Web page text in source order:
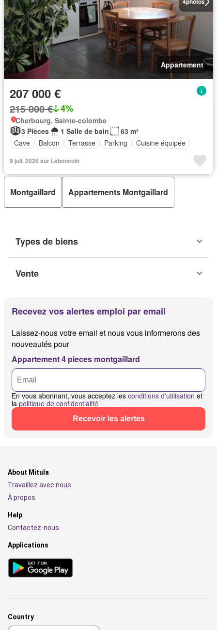
Appartement
207 000 €
215 000 € 4%
Cherbourg, Sainte-colombe
3 Pièces
1 Salle de bain
63 m²
Cave
Balcon Terrasse Parking Cuisine équipée
9 juil. 2026 sur Leboncoin
Montgaillard Appartements Montgaillard
Types de biens
Vente
Recevez vos alertes emploi par email
Laissez-nous votre email et nous vous informerons des
nouveautés pour
Appartement 4 pieces montgaillard
En vous abonnant, vous acceptez les conditions d'utilisation et
la politique de confidentialité
Recevoir les alertes
About Mitula
Travaillez avec nous
À propos
Help
Contactez-nous
Applications
Country